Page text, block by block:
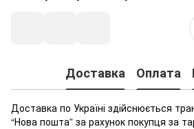
Доставка Оплата
Доставка по Україні здійснюється
“Нова пошта” за рахунок покупця за